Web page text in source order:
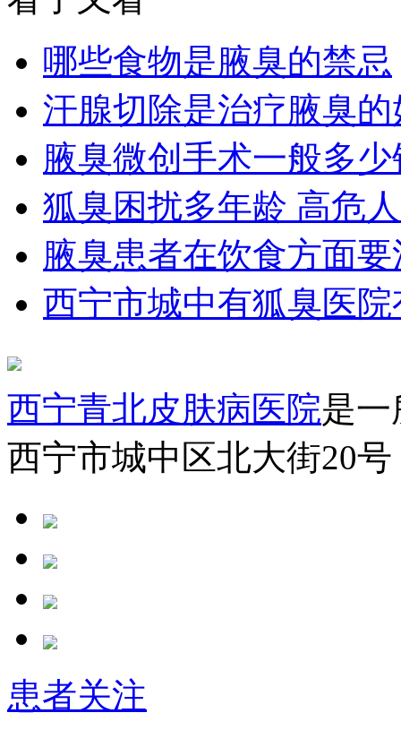
哪些食物是腋臭的禁忌
汗腺切除是治疗腋臭
腋臭微创手术一般多
狐臭困扰多年龄 高危
腋臭患者在饮食方面
西宁市城中有狐臭医
西宁青北皮肤病医院是
西宁市城中区北大街20
患者关注